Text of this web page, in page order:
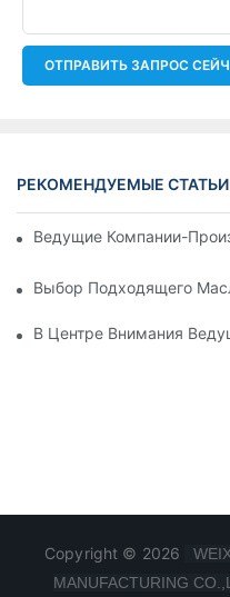
ОТПРАВИТЬ ЗАПРОС
РЕКОМЕНДУЕМЫЕ СТАТЬИ
Ведущие Компании-
Выбор Подходящего
В Центре Внимания
Copyright © 2026
MANUFACTURING